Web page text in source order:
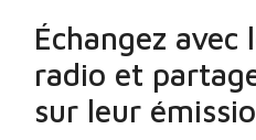
Échangez
radio et
sur leur